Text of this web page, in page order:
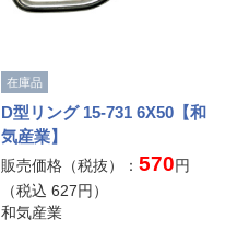
在庫品
D型リング 15-731 6X50【和
気産業】
販売価格（税抜）：570円
（税込627円）
和気産業